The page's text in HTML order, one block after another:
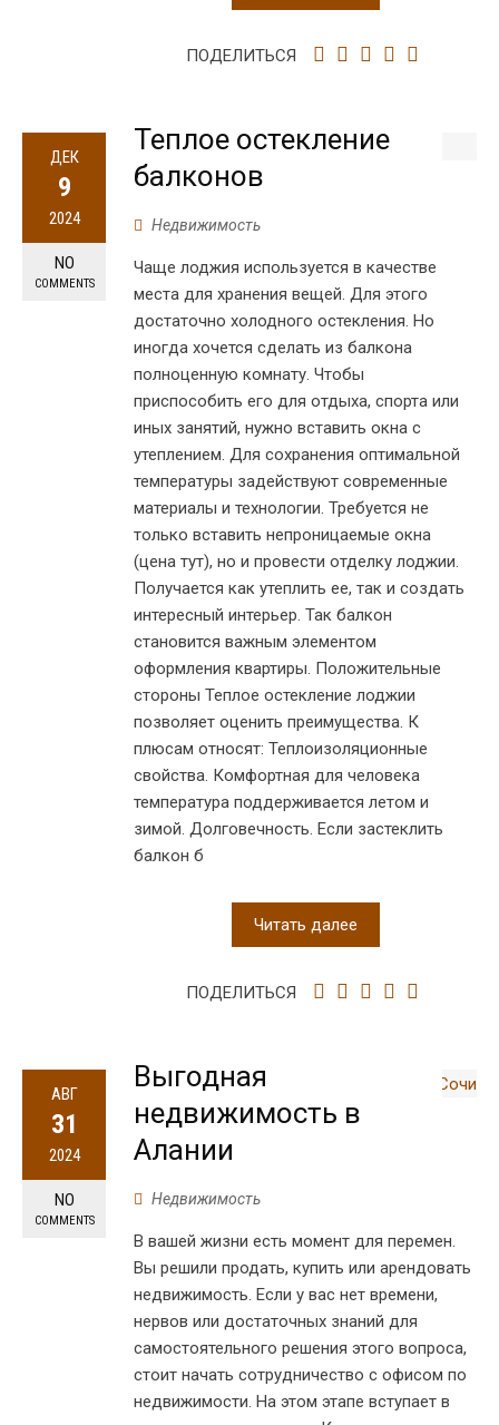
ПОДЕЛИТЬСЯ
ДЕК
9
2024
NO
COMMENTS
Теплое остекление
балконов
Недвижимость
Чаще лоджия используется в качестве
места для хранения вещей. Для этого
достаточно холодного остекления. Но
иногда хочется сделать из балкона
полноценную комнату. Чтобы
приспособить его для отдыха, спорта или
иных занятий, нужно вставить окна с
утеплением. Для сохранения оптимальной
температуры задействуют современные
материалы и технологии. Требуется не
только вставить непроницаемые окна
(цена тут), но и провести отделку лоджии.
Получается как утеплить ее, так и создать
интересный интерьер. Так балкон
становится важным элементом
оформления квартиры. Положительные
стороны Теплое остекление лоджии
позволяет оценить преимущества. К
плюсам относят: Теплоизоляционные
свойства. Комфортная для человека
температура поддерживается летом и
зимой. Долговечность. Если застеклить
балкон б
Читать далее
ПОДЕЛИТЬСЯ
АВГ
31
2024
NO
COMMENTS
Выгодная
недвижимость в
Алании
Недвижимость
В вашей жизни есть момент для перемен.
Вы решили продать, купить или арендовать
недвижимость. Если у вас нет времени,
нервов или достаточных знаний для
самостоятельного решения этого вопроса,
стоит начать сотрудничество с офисом по
недвижимости. На этом этапе вступает в